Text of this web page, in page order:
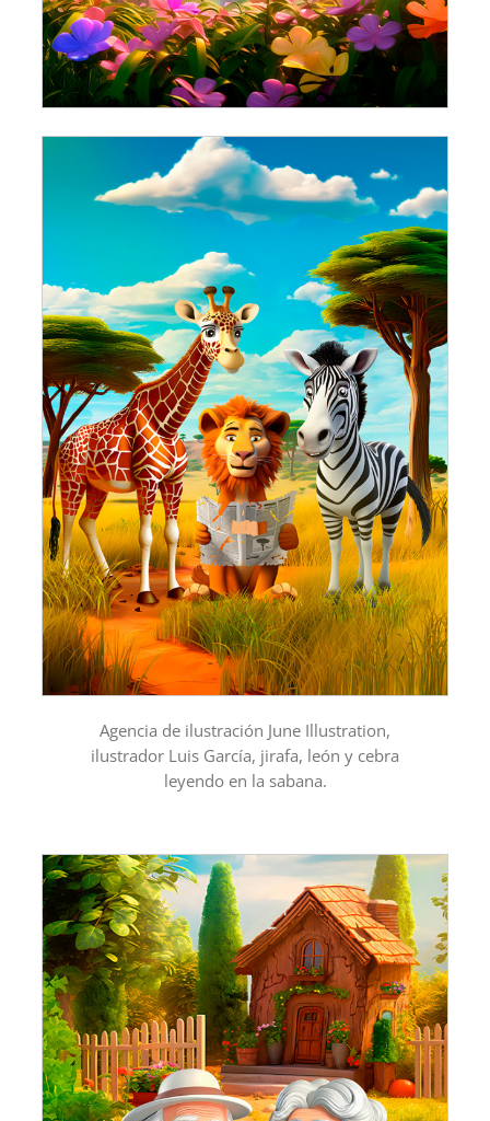
Agencia de ilustración June Illustration,
ilustrador Luis García, jirafa, león y cebra
leyendo en la sabana.